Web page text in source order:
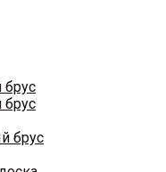
брус
брус
брус